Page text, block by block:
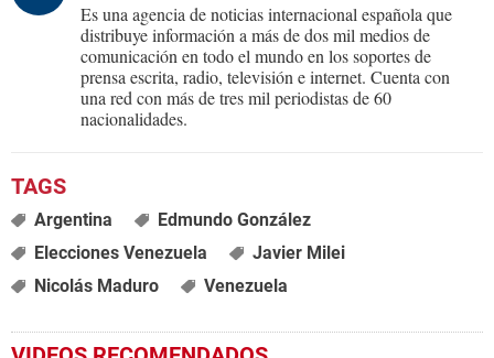
Es una agencia de noticias internacional española que
distribuye información a más de dos mil medios de
comunicación en todo el mundo en los soportes de
prensa escrita, radio, televisión e internet. Cuenta con
una red con más de tres mil periodistas de 60
nacionalidades.
Argentina
Edmundo González
Elecciones Venezuela
Javier Milei
Nicolás Maduro
Venezuela